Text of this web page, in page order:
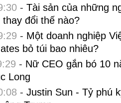
- Tài sản của những
đổi thế nào?
- Một doanh nghiệp
bỏ túi bao nhiêu?
- Nữ CEO gắn bó 10
Long
- Justin Sun - Tỷ phú